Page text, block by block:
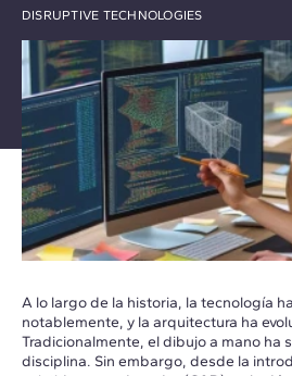
DISRUPTIVE TECHNOLOGIES
A lo largo de la historia, la tecnología
notablemente, y la arquitectura ha
Tradicionalmente, el dibujo a mano ha
disciplina. Sin embargo, desde la